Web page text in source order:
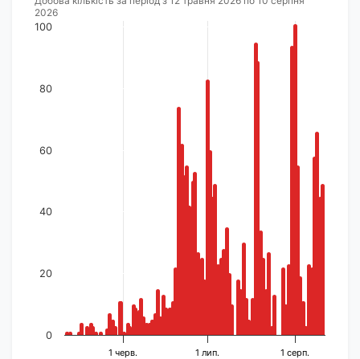
2026
1 черв. 1 лип. 1 серп.
0
20
40
60
80
100